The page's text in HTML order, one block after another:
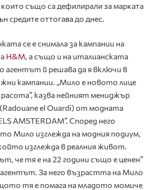
също са дефилирали за марката
средите оттогава до днес.
се е снимала за кампании на
H&M, а също и на италианската
агентът й решава да я включи в
кампании. „Мило е новото лице
казва нейният мениджър
el Ouardi) от модната
AMSTERDAM”. Според него
Мило изглежда на модния подиум,
изглежда в реалния живот.
че тя е на 22 години също е ценен”
агентът. За него възрастта на Мило
тя е помага на младото момиче